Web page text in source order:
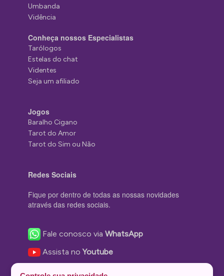
Umbanda
Vidência
Conheça nossos Especialistas
Tarólogos
Estelas do chat
Videntes
Seja um afiliado
Jogos
Baralho Cigano
Tarot do Amor
Tarot do Sim ou Não
Redes Sociais
Fique por dentro de todas as nossas novidades
através das redes sociais.
Fale conosco viaWhatsApp
Assista noYoutube